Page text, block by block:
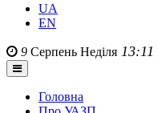
UA
EN
9 Серпень Неділя 13:11
Головна